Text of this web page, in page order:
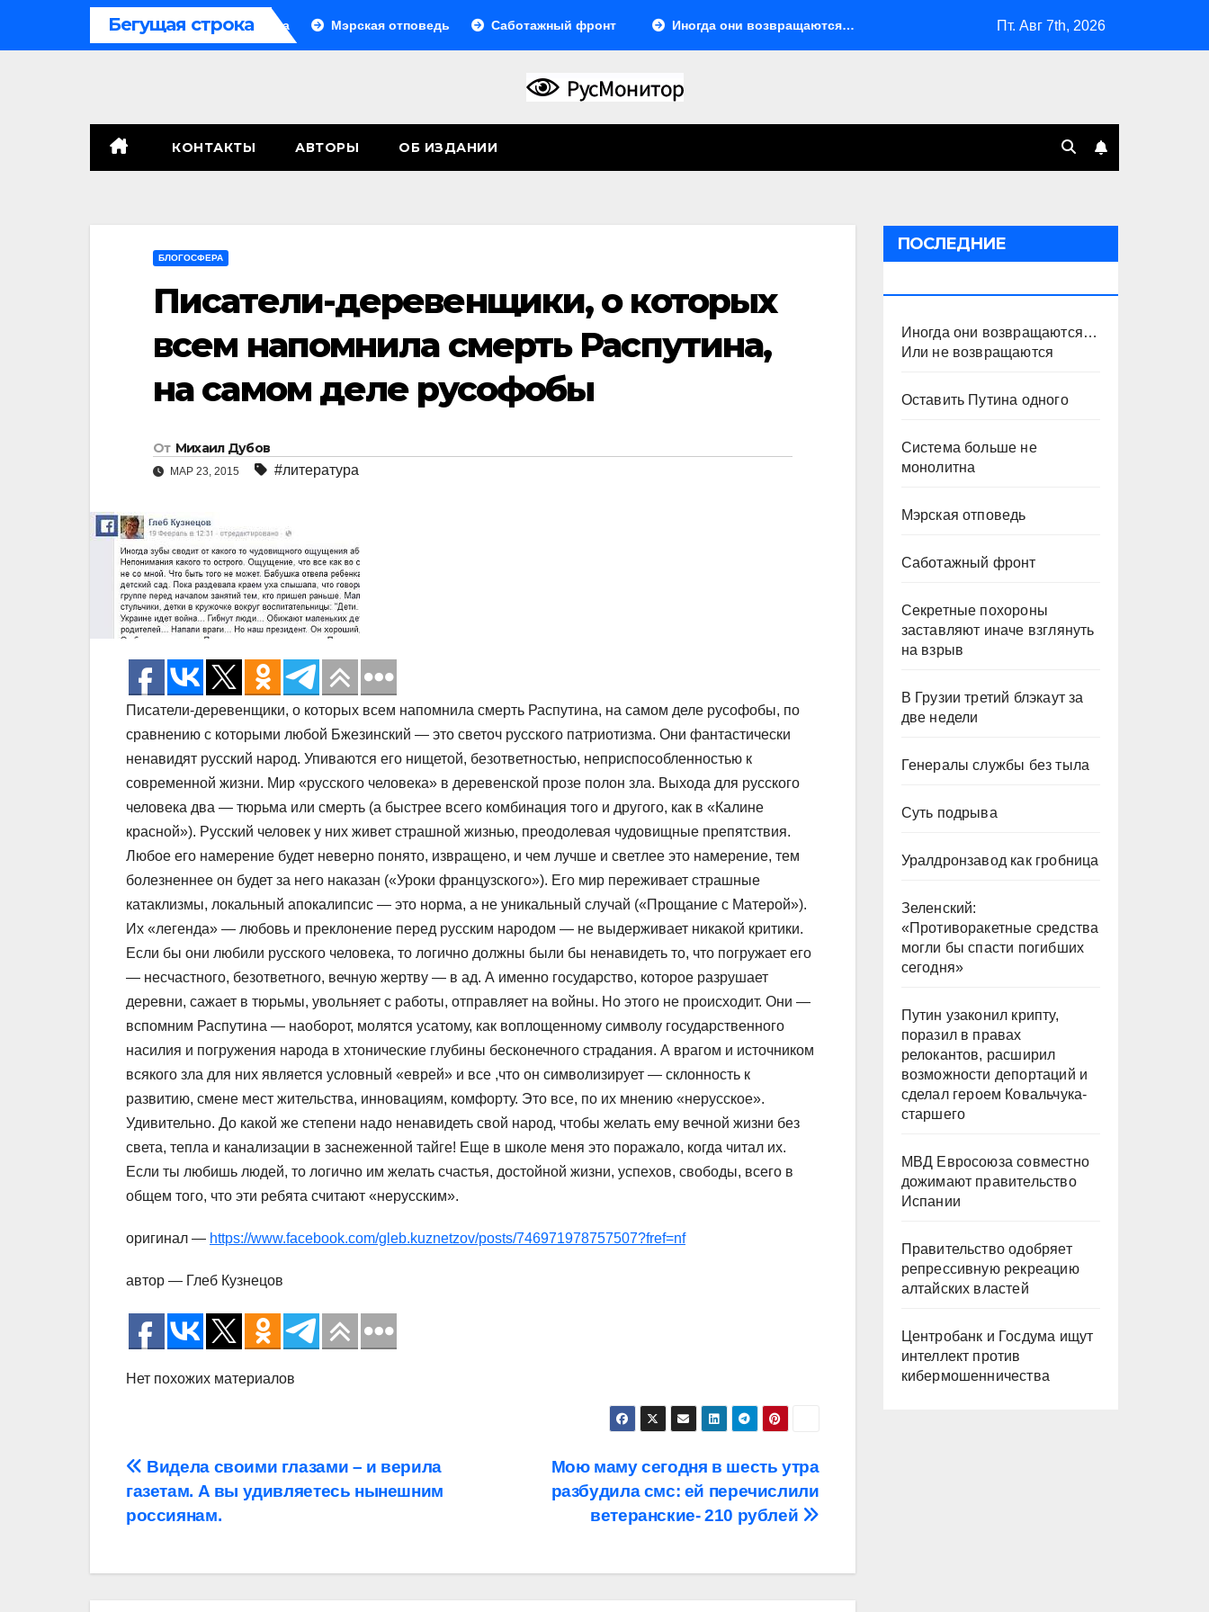
Бегущая строка
Система больше не монолитна Мэрская отповедь Саботажный фронт Иногда они возвращаются… Или не возвращаются Оставить Путина одного
Пт. Авг 7th, 2026
КОНТАКТЫ АВТОРЫ ОБ ИЗДАНИИ
БЛОГОСФЕРА
Писатели-деревенщики, о которых
всем напомнила смерть Распутина,
на самом деле русофобы
От Михаил Дубов
МАР 23, 2015 #литература
Писатели-деревенщики, о которых всем напомнила смерть Распутина, на самом деле русофобы, по
сравнению с которыми любой Бжезинский — это светоч русского патриотизма. Они фантастически
ненавидят русский народ. Упиваются его нищетой, безответностью, неприспособленностью к
современной жизни. Мир «русского человека» в деревенской прозе полон зла. Выхода для русского
человека два — тюрьма или смерть (а быстрее всего комбинация того и другого, как в «Калине
красной»). Русский человек у них живет страшной жизнью, преодолевая чудовищные препятствия.
Любое его намерение будет неверно понято, извращено, и чем лучше и светлее это намерение, тем
болезненнее он будет за него наказан («Уроки французского»). Его мир переживает страшные
катаклизмы, локальный апокалипсис — это норма, а не уникальный случай («Прощание с Матерой»).
Их «легенда» — любовь и преклонение перед русским народом — не выдерживает никакой критики.
Если бы они любили русского человека, то логично должны были бы ненавидеть то, что погружает его
— несчастного, безответного, вечную жертву — в ад. А именно государство, которое разрушает
деревни, сажает в тюрьмы, увольняет с работы, отправляет на войны. Но этого не происходит. Они —
вспомним Распутина — наоборот, молятся усатому, как воплощенному символу государственного
насилия и погружения народа в хтонические глубины бесконечного страдания. А врагом и источником
всякого зла для них является условный «еврей» и все ,что он символизирует — склонность к
развитию, смене мест жительства, инновациям, комфорту. Это все, по их мнению «нерусское».
Удивительно. До какой же степени надо ненавидеть свой народ, чтобы желать ему вечной жизни без
света, тепла и канализации в заснеженной тайге! Еще в школе меня это поражало, когда читал их.
Если ты любишь людей, то логично им желать счастья, достойной жизни, успехов, свободы, всего в
общем того, что эти ребята считают «нерусским».
оригинал — https://www.facebook.com/gleb.kuznetzov/posts/746971978757507?fref=nf
автор — Глеб Кузнецов
Нет похожих материалов
Навигация
по
Мою маму сегодня в шесть утра
разбудила смс: ей перечислили
ветеранские- 210 рублей
Видела своими глазами – и верила
газетам. А вы удивляетесь нынешним
россиянам.
ПОСЛЕДНИЕ
Иногда они возвращаются…
Или не возвращаются
Оставить Путина одного
Система больше не
монолитна
Мэрская отповедь
Саботажный фронт
Секретные похороны
заставляют иначе взглянуть
на взрыв
В Грузии третий блэкаут за
две недели
Генералы службы без тыла
Суть подрыва
Уралдронзавод как гробница
Зеленский:
«Противоракетные средства
могли бы спасти погибших
сегодня»
Путин узаконил крипту,
поразил в правах
релокантов, расширил
возможности депортаций и
сделал героем Ковальчука-
старшего
МВД Евросоюза совместно
дожимают правительство
Испании
Правительство одобряет
репрессивную рекреацию
алтайских властей
Центробанк и Госдума ищут
интеллект против
кибермошенничества